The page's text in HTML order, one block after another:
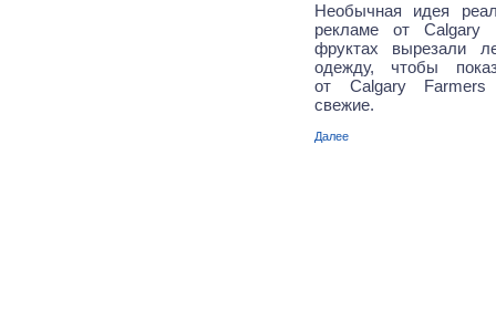
Необычная идея
рекламе от Calgary
фруктах вырезали
одежду, чтобы
от Calgary Farmers
свежие.
Далее